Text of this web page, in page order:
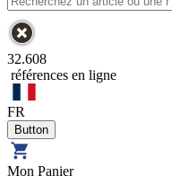
32.608
références en ligne
FR
Mon Panier